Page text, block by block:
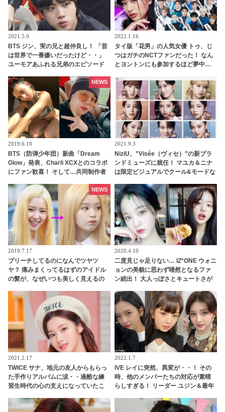
2021.5.9
BTS ジン、実の兄と超仲良し！ 「昔
は世界で一番嫌いだったけど・・」
ユーモアあふれる兄弟のエピソード
2022.1.16
タイ版「花男」の人気女優 トゥ、じ
つはガチのNCTファンだった！ なん
とヨントンにも参加するほど夢中…
問に彼女が選んだのは・・？
2019.6.10
BTS（防弾少年団）新曲「Dream
Glow」発表、Charli XCXとのコラボ
にファン歓喜！ そして…共同制作者
そして彼の絶望から生まれた歌」
NEWS
2021.9.3
NiziU、”Visée（ヴィセ）”の新ブラ
ンドミューズに就任！ マユカ＆ニナ
は限定ビジュアルでクール&モードな
2019.7.17
ブリーチしてるのになんでツヤツ
ヤ？ 痛みまくってるはずのアイドル
の髪が、なぜいつも美しく見えるの
は・・？
NEWS
2020.4.10
二度見じゃ足りない… IZ*ONE ウォニ
ョンの美貌に思わず唖然となるファ
ン続出！ 大人っぽさとキュートさが
り… だれもが憧れる完璧なビジュア
ルを証明
2021.2.17
TWICE サナ、地元の友人からもらっ
た手作りアルバムに涙・・過酷な練
習生時代の心の支えになっていたこ
わらかい笑顔に感動
2022.1.7
IVE レイに突然、異変が・・！ その
時、他のメンバーたちの対応が素晴
らしすぎる！ リーダー ユジン＆最年